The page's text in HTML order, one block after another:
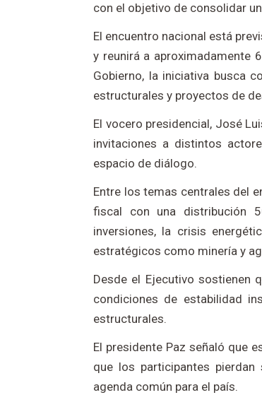
con el objetivo de consolidar
El encuentro nacional está
y reunirá a aproximadamente
Gobierno, la iniciativa busca
estructurales y proyectos de
El vocero presidencial, José
invitaciones a distintos
espacio de diálogo.
Entre los temas centrales del
fiscal con una distribución
inversiones, la crisis
estratégicos como minería y
Desde el Ejecutivo sostienen
condiciones de estabilidad
estructurales.
El presidente Paz señaló que
que los participantes
agenda común para el país.